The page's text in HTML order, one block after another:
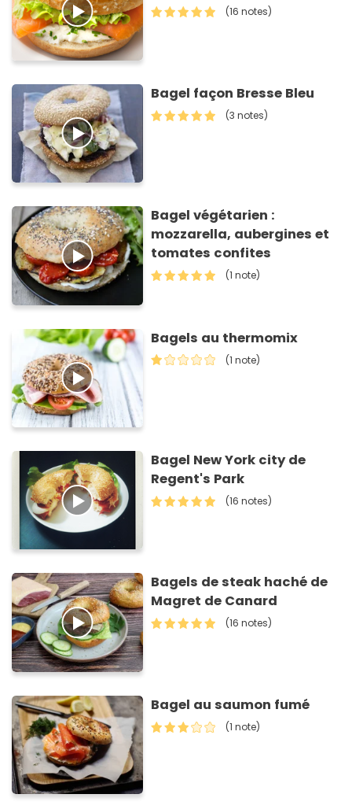
(16 notes)
Bagel façon Bresse Bleu
(3 notes)
Bagel végétarien :
mozzarella, aubergines et
tomates confites
(1 note)
Bagels au thermomix
(1 note)
Bagel New York city de
Regent's Park
(16 notes)
Bagels de steak haché de
Magret de Canard
(16 notes)
Bagel au saumon fumé
(1 note)